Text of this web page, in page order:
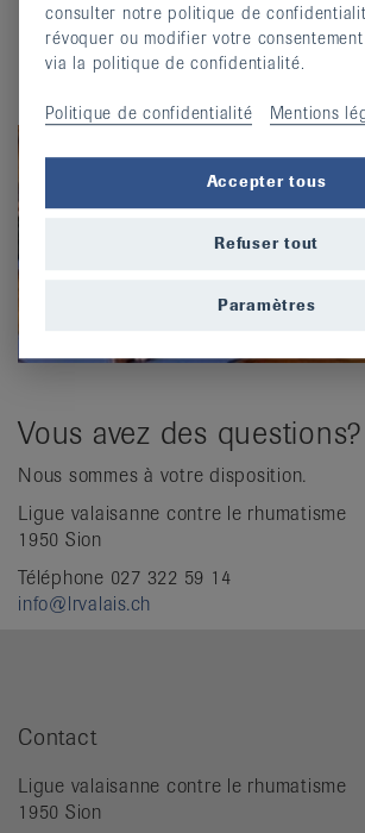
Vous avez des questions?
Nous sommes à votre disposition.
Ligue valaisanne contre le rhumatisme
1950 Sion
Téléphone 027 322 59 14
info@lrvalais.ch
Contact
Ligue valaisanne contre le rhumatisme
1950 Sion
consulter notre politique de
révoquer ou modifier votre
via la politique de confidentialité.
Politique de confidentialité Mentions
Accepter tous
Refuser tout
Paramètres